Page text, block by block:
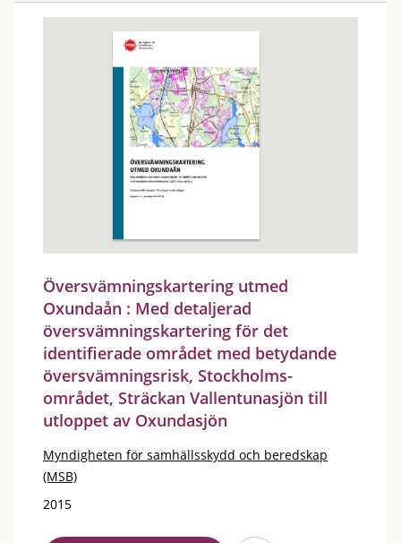
Översvämningskartering utmed
Oxundaån : Med detaljerad
översvämningskartering för det
identifierade området med betydande
översvämningsrisk, Stockholms-
området, Sträckan Vallentunasjön till
utloppet av Oxundasjön
Myndigheten för samhällsskydd och beredskap
(MSB)
2015